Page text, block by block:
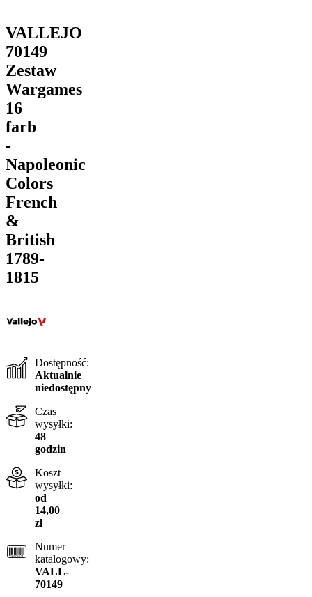
VALLEJO
70149
Zestaw
Wargames
16
farb
-
Napoleonic
Colors
French
&
British
1789-
1815
Dostępność:
Aktualnie
niedostępny
Czas
wysyłki:
48
godzin
Koszt
wysyłki:
od
14,00
zł
Numer
katalogowy:
VALL-
70149